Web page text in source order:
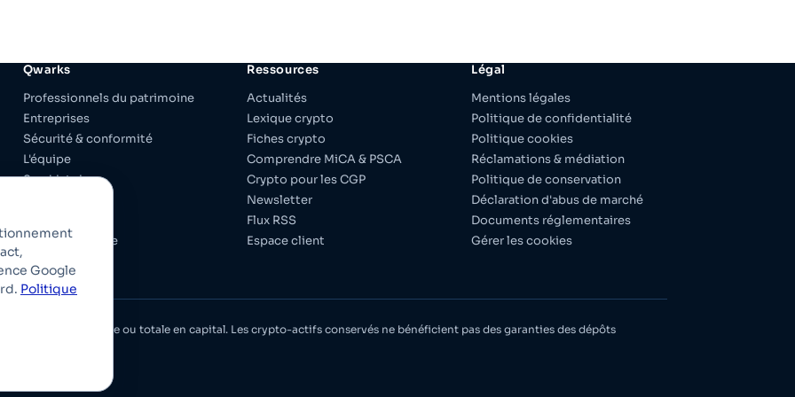
Qwarks
Professionnels du patrimoine
Entreprises
Sécurité & conformité
L'équipe
Son histoire
Revue de presse
Ressources
Actualités
Lexique crypto
Fiches crypto
Comprendre MiCA & PSCA
Crypto pour les CGP
Newsletter
Flux RSS
Espace client
Légal
Mentions légales
Politique de confidentialité
Politique cookies
Réclamations & médiation
Politique de conservation
Déclaration d'abus de marché
Documents réglementaires
Gérer les cookies
et de perte partielle ou totale en capital. Les crypto-actifs conservés ne bénéficient pas des garanties des dépôts
Google
Politique